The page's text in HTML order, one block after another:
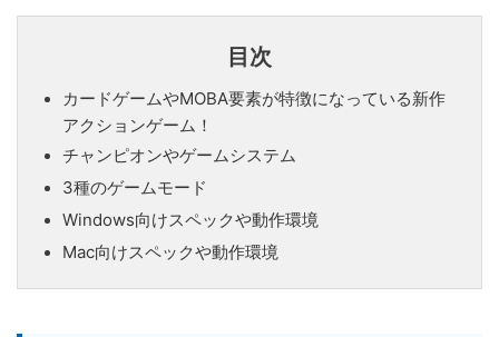
目次
カードゲームやMOBA要素が特徴になっている新作
アクションゲーム！
チャンピオンやゲームシステム
3種のゲームモード
Windows向けスペックや動作環境
Mac向けスペックや動作環境